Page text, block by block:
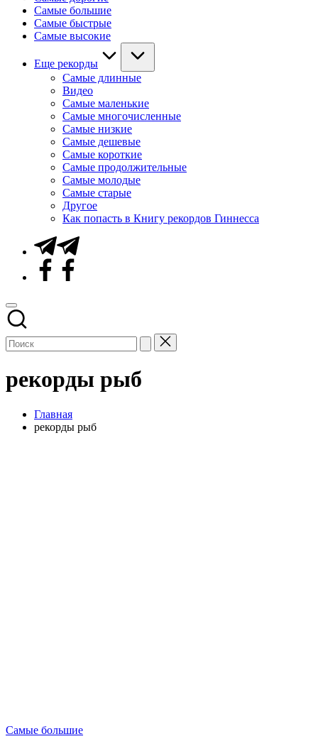
Самые большие
Самые быстрые
Самые высокие
Еще рекорды
Самые длинные
Видео
Самые маленькие
Самые многочисленные
Самые низкие
Самые дешевые
Самые короткие
Самые продолжительные
Самые молодые
Самые старые
Другое
Как попасть в Книгу рекордов Гиннесса
Telegram
Facebook
рекорды рыб
Главная
рекорды рыб
Опубликовано
Самые большие